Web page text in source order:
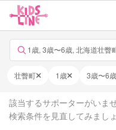
1歳, 3歳〜6歳, 北海道壮瞥
壮瞥町 1歳 3歳〜6歳
該当するサポーターがいませ
検索条件を見直してみましょ